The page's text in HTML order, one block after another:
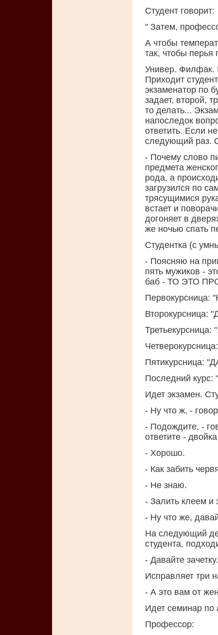
Студент говорит:
" Затем,
А чтобы
так, чтобы перья
Универ. Филфак.
Приходит
экзаменатор по
задает, второй,
то делать...
напоследок
ответить. Если
следующий раз.
- Почему слово
предмета
рода, а
загрузился по
трясущимися
встает и
догоняет в
же ночью спать
Студентка (с
- Поясняю на
пять мужиков -
баб - ТО ЭТО
Первокурсница:
Второкурсница:
Третьекурсница:
Пятикурсница:
Последний курс:
Идет экзамен.
- Ну что ж, -
- Подождите, -
ответите -
- Хорошо.
- Как забить
- Не знаю.
- Залить клеем и
- Ну что же,
На следующий
студента,
- Давайте зачетку.
Исправляет три
- А это вам от
Идет семинар по
Профессор: